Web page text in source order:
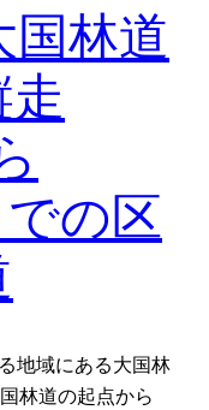
林道
の区
地域にある大国林
林道の起点から